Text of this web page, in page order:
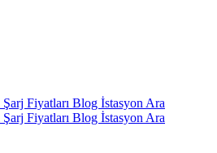
Şarj Fiyatları Blog İstasyon Ara
Şarj Fiyatları Blog İstasyon Ara